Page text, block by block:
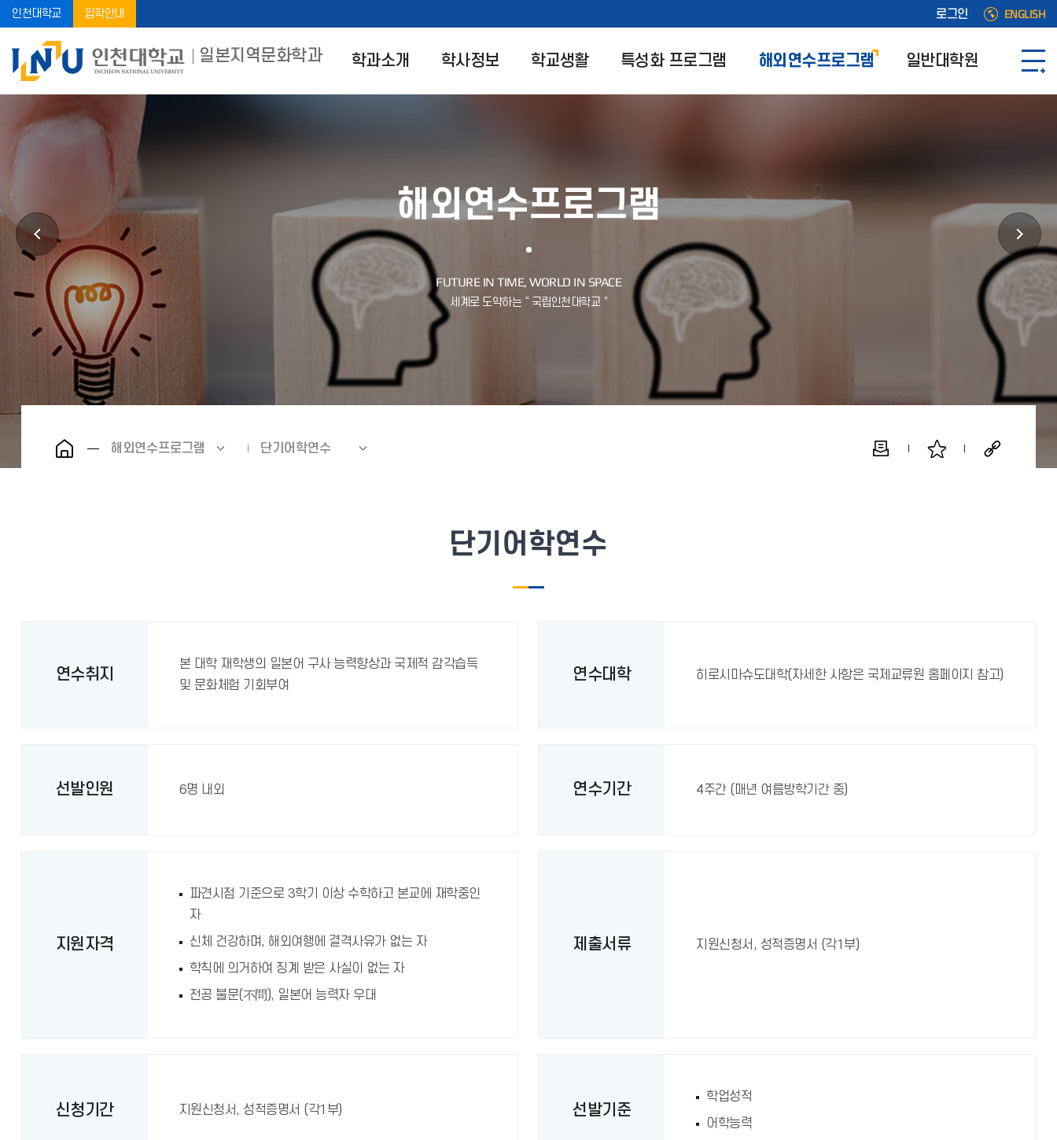
인천대학교 입학안내 로그인 ENGLISH
일본지역문화학과 학과소개 학사정보 학교생활 특성화 프로그램 해외연수프로그램 일반대학원
해외연수프로그램
해외연수프로그램 단기어학연수
단기어학연수
연수취지
본 대학 재학생의 일본어 구사 능력향상과 국제적 감각습득
및 문화체험 기회부여
연수대학 히로시마슈도대학(자세한 사항은 국제교류원 홈페이지 참고)
선발인원 6명 내외 연수기간 4주간 (매년 여름방학기간 중)
지원자격
파견시점 기준으로 3학기 이상 수학하고 본교에 재학중인
자
신체 건강하며, 해외여행에 결격사유가 없는 자
학칙에 의거하여 징계 받은 사실이 없는 자
전공 불문(不問), 일본어 능력자 우대
제출서류 지원신청서, 성적증명서 (각1부)
신청기간 지원신청서, 성적증명서 (각1부) 선발기준
학업성적
어학능력